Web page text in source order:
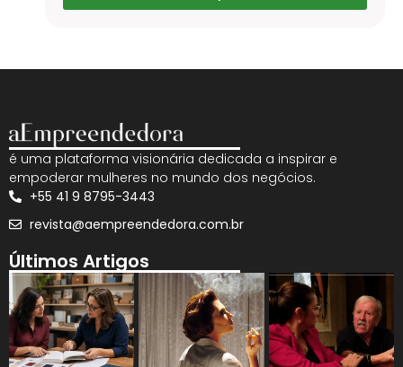
é uma plataforma visionária dedicada a inspirar e
empoderar mulheres no mundo dos negócios.
+55 41 9 8795-3443
revista@aempreendedora.com.br
Últimos Artigos